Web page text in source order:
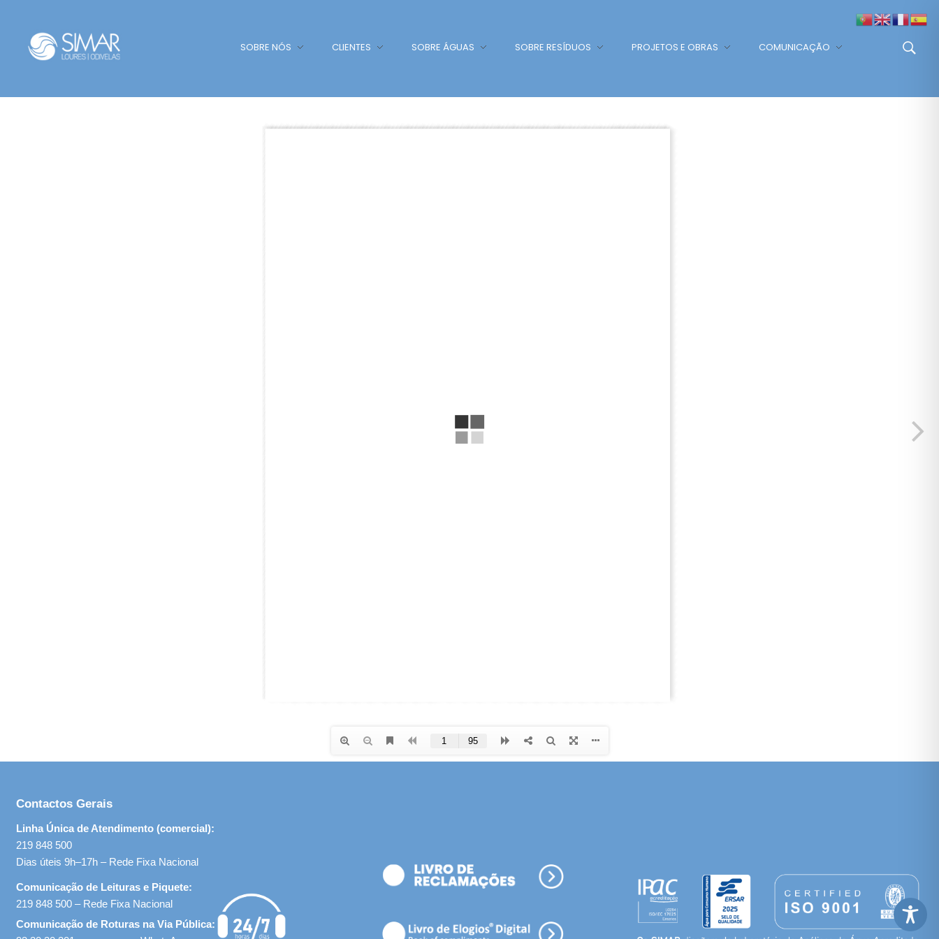
SOBRE NÓS CLIENTES SOBRE ÁGUAS SOBRE RESÍDUOS PROJETOS E OBRAS COMUNICAÇÃO
Contactos Gerais
Linha Única de Atendimento (comercial):
219 848 500
Dias úteis 9h–17h – Rede Fixa Nacional
Comunicação de Leituras e Piquete:
219 848 500 – Rede Fixa Nacional
Comunicação de Roturas na Via Pública: